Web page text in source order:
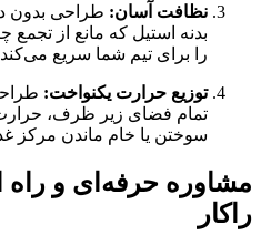
نظافت آسان: طراحی بدون
بدنه استیل که مانع از
را برای تیم شما سریع
توزیع حرارت یکنواخت:
تمام فضای زیر ظرف، حرارت
سوختن یا خام ماندن مرکز
مشاوره حرفه‌ای و راه
راکار